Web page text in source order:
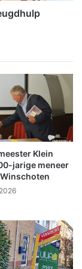
Klein
jarige meneer